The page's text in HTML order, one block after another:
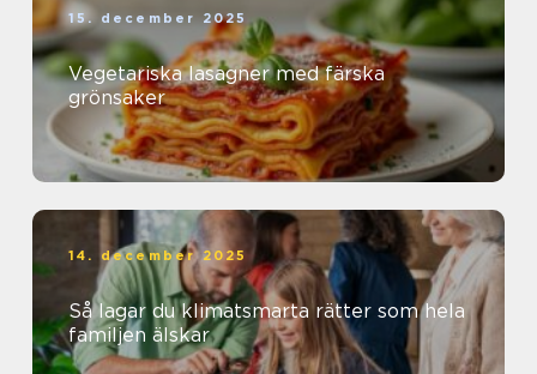
15. december 2025
Vegetariska lasagner med färska
grönsaker
14. december 2025
Så lagar du klimatsmarta rätter som hela
familjen älskar